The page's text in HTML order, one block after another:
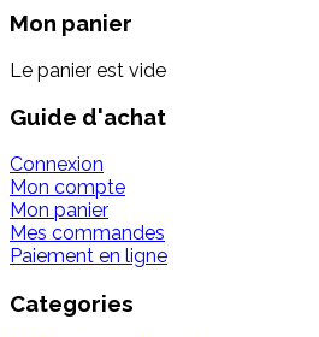
Mon panier
Le panier est vide
Guide d'achat
Connexion
Mon compte
Mon panier
Mes commandes
Paiement en ligne
Categories